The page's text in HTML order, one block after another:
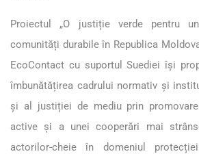
Proiectul „O justiție verde pentru
comunități durabile în Republica
EcoContact cu suportul Suediei își
îmbunătățirea cadrului normativ și
și al justiției de mediu prin
active și a unei cooperări mai
actorilor-cheie în domeniul